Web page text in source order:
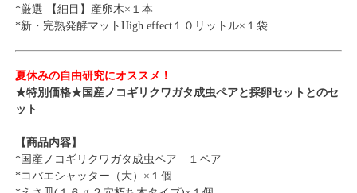
*厳選 【細目】産卵木×１本
*新・完熟発酵マットHigh effect１０リットル×１袋
夏休みの自由研究にオススメ！
★特別価格★国産ノコギリクワガタ成虫ペアと採卵セットとのセ
ット
【商品内容】
*国産ノコギリクワガタ成虫ペア １ペア
*コバエシャッター（大）×１個